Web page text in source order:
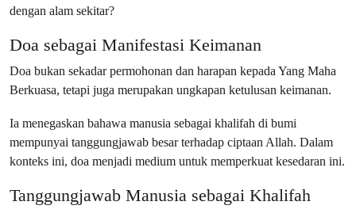
dengan alam sekitar?
Doa sebagai Manifestasi Keimanan
Doa bukan sekadar permohonan dan harapan kepada Yang Maha
Berkuasa, tetapi juga merupakan ungkapan ketulusan keimanan.
Ia menegaskan bahawa manusia sebagai khalifah di bumi
mempunyai tanggungjawab besar terhadap ciptaan Allah. Dalam
konteks ini, doa menjadi medium untuk memperkuat kesedaran ini.
Tanggungjawab Manusia sebagai Khalifah